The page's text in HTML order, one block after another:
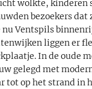
wolkte, kinderen
bezoekers
nu Ventspils
liggen er
In de oude
gelegd met
tot op het strand in